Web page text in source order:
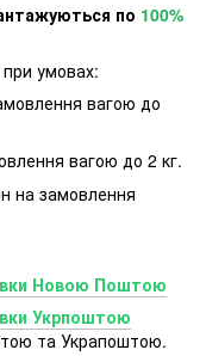
по 100%
умовах:
вагою до
вагою до 2 кг.
на замовлення
Новою Поштою
Укрпоштою
та Украпоштою.